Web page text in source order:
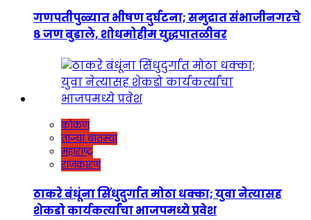
गणपतीपुळ्यात भीषण दुर्घटना; समुद्रात संभाजीनगरचे
८ जण बुडाले, शोधमोहीम युद्धपातळीवर
कोकण
ताज्या बातम्या
महाराष्ट्र
राजकारण
ठाकरे बंधूंना सिंधुदुर्गात मोठा धक्का; युवा नेत्यासह
शेकडो कार्यकर्त्यांचा भाजपमध्ये प्रवेश